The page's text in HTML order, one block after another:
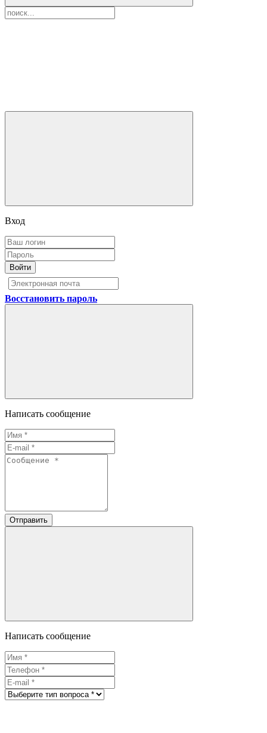
Вход
Войти
Восстановить пароль
Написать сообщение
Отправить
Написать сообщение